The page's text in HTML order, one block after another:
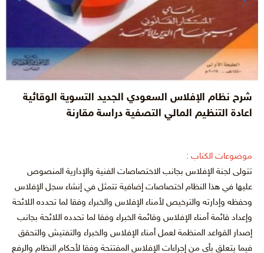
شرح نظام الإفلاس السعودي الجديد التسوية الوقائية
اعادة التنظيم المالي التصفية دراسة مقارنة
موضوعات الكتاب :
تتولى لجنة الإفلاس بجانب الاختصاصات الفنية والإدارية المنصوص
عليها في هذا النظام اختصاصات إضافية تتمثل في إنشاء سجل الإفلاس
وحفظه وإدارته والترخيص لأمناء الإفلاس والخبراء وفقا لما تحدده اللائحة
وإعداد قائمة أمناء الإفلاس وقائمة الخبراء وفقا لما تحدده اللائحة بجانب
إصدار القواعد المنظمة لعمل أمناء الإفلاس والخبراء والتفتيش والتحقق
فيما يتعلق بأي من إجراءات الإفلاس المفتتحة وفقا لأحكام النظام والرفع